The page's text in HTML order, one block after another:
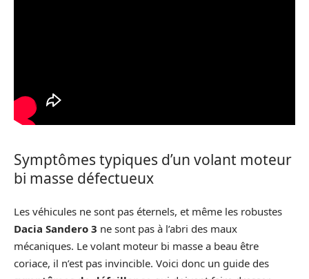
Symptômes typiques d’un volant moteur
bi masse défectueux
Les véhicules ne sont pas éternels, et même les robustes
Dacia Sandero 3 ne sont pas à l’abri des maux
mécaniques. Le volant moteur bi masse a beau être
coriace, il n’est pas invincible. Voici donc un guide des